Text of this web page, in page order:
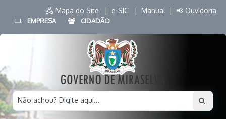
🖧 Mapa do Site | e-SIC | Manual | 📢 Ouvidoria
EMPRESA CIDADÃO
Não achou? Digite aqui...